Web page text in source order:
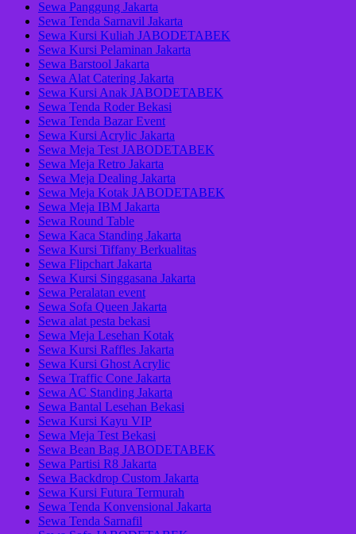
Sewa Panggung Jakarta
Sewa Tenda Sarnavil Jakarta
Sewa Kursi Kuliah JABODETABEK
Sewa Kursi Pelaminan Jakarta
Sewa Barstool Jakarta
Sewa Alat Catering Jakarta
Sewa Kursi Anak JABODETABEK
Sewa Tenda Roder Bekasi
Sewa Tenda Bazar Event
Sewa Kursi Acrylic Jakarta
Sewa Meja Test JABODETABEK
Sewa Meja Retro Jakarta
Sewa Meja Dealing Jakarta
Sewa Meja Kotak JABODETABEK
Sewa Meja IBM Jakarta
Sewa Round Table
Sewa Kaca Standing Jakarta
Sewa Kursi Tiffany Berkualitas
Sewa Flipchart Jakarta
Sewa Kursi Singgasana Jakarta
Sewa Peralatan event
Sewa Sofa Queen Jakarta
Sewa alat pesta bekasi
Sewa Meja Lesehan Kotak
Sewa Kursi Raffles Jakarta
Sewa Kursi Ghost Acrylic
Sewa Traffic Cone Jakarta
Sewa AC Standing Jakarta
Sewa Bantal Lesehan Bekasi
Sewa Kursi Kayu VIP
Sewa Meja Test Bekasi
Sewa Bean Bag JABODETABEK
Sewa Partisi R8 Jakarta
Sewa Backdrop Custom Jakarta
Sewa Kursi Futura Termurah
Sewa Tenda Konvensional Jakarta
Sewa Tenda Sarnafil